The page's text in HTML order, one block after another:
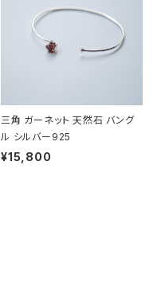
三角 ガーネット 天然石 バング
ル シルバー925
¥15,800